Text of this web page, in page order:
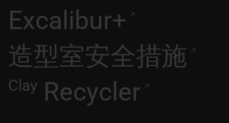
Excalibur+
造型室安全措施
Clay Recycler